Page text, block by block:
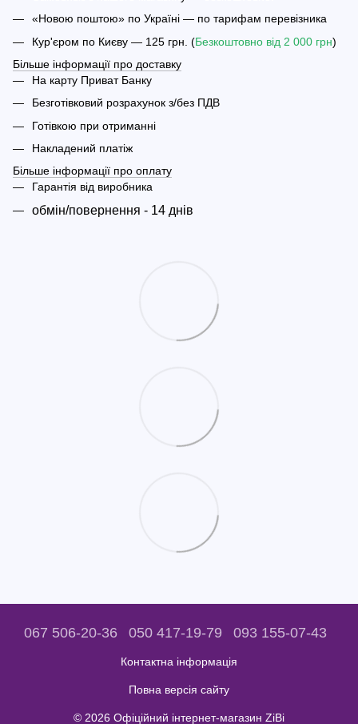
«Новою поштою» по Україні — по тарифам перевізника
Кур'єром по Києву — 125 грн. (Безкоштовно від 2 000 грн)
Більше інформації про доставку
На карту Приват Банку
Безготівковий розрахунок з/без ПДВ
Готівкою при отриманні
Накладений платіж
Більше інформації про оплату
Гарантія від виробника
обмін/повернення - 14 днів
067 506-20-36 050 417-19-79 093 155-07-43
Контактна інформація
Повна версія сайту
© 2026 Офіційний інтернет-магазин ZiBi